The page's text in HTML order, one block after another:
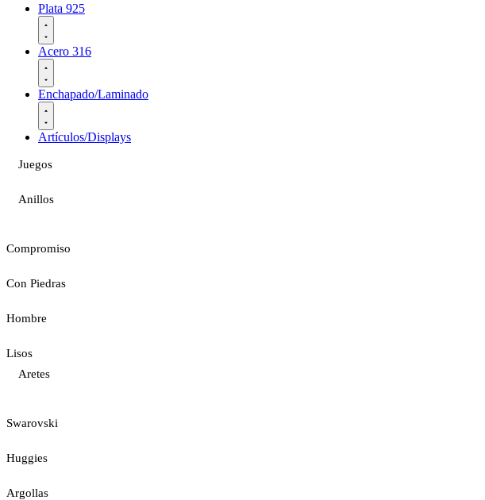
Plata 925
Acero 316
Enchapado/Laminado
Artículos/Displays
Juegos
Anillos
Compromiso
Con Piedras
Hombre
Lisos
Aretes
Swarovski
Huggies
Argollas